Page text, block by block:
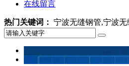
在线留言
热门关键词： 宁波无缝钢管,宁波